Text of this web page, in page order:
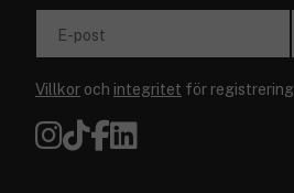
E-post
Villkor och integritet för registrering